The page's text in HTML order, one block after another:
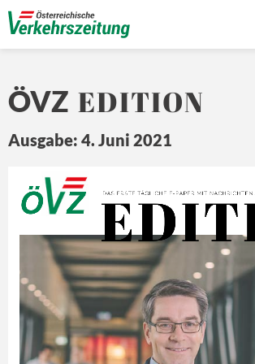
ÖVZ EDITION
Ausgabe: 4. Juni 2021
Z
Ö DAS ERSTE TÄ GLICHE E- PAPER MIT NA CHRICHTEN